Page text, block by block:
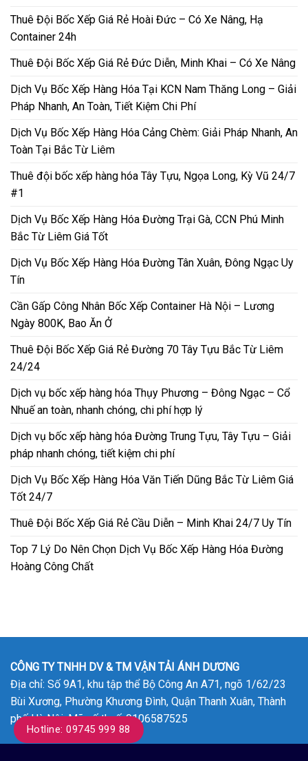
Thuê Đội Bốc Xếp Giá Rẻ Hoài Đức – Có Xe Nâng, Hạ
Container 24h
Thuê Đội Bốc Xếp Giá Rẻ Đức Diễn, Minh Khai – Có Xe Nâng
Dịch Vụ Bốc Xếp Hàng Hóa Tại KCN Nam Thăng Long – Giải
Pháp Nhanh, An Toàn, Tiết Kiệm Chi Phí
Dịch Vụ Bốc Xếp Hàng Hóa Cảng Chèm: Giải Pháp Nhanh, An
Toàn Tại Bắc Từ Liêm
Thuê đội bốc xếp hàng hóa Tây Tựu, Ngọa Long, Kỳ Vũ 24/7
#1
Dịch Vụ Bốc Xếp Hàng Hóa Đường Trại Gà, CCN Phú Minh
Bắc Từ Liêm Giá Tốt
Dịch Vụ Bốc Xếp Hàng Hóa Đường Tân Xuân, Đông Ngạc Uy
Tín
Cần Gấp Công Nhân Bốc Xếp Container Hà Nội – Lương
Ngày 800K, Bao Ăn Ở
Thuê Đội Bốc Xếp Giá Rẻ Đường 70 Tây Tựu Bắc Từ Liêm
24/24
Dịch vụ bốc xếp hàng hóa Thụy Phương – Đông Ngạc – Cổ
Nhuế an toàn, nhanh chóng, chi phí hợp lý
Dịch vụ bốc xếp hàng hóa Đường Trung Tựu, Tây Tựu – Giải
pháp nhanh chóng, tiết kiệm chi phí
Dịch Vụ Bốc Xếp Hàng Hóa Văn Tiến Dũng Bắc Từ Liêm Giá
Tốt 24/7
Thuê Đội Bốc Xếp Giá Rẻ Cầu Diễn – Minh Khai 24/7 Uy Tín
Top 7 Lý Do Nên Chọn Dịch Vụ Bốc Xếp Hàng Hóa Đường
Hoàng Công Chất
CÔNG TY TNHH DV & TM VẬN TẢI ÁNH DƯƠNG
Địa chỉ: Số 9A1, khu tập thể Bộ Công An A71, ngõ 1/62/23
Bùi Xương, Phường Khương Đình, Quận Thanh Xuân, Thành
phố Hà Nội. Mã số thuế: 0106587525
Hotline: 09745 999 88